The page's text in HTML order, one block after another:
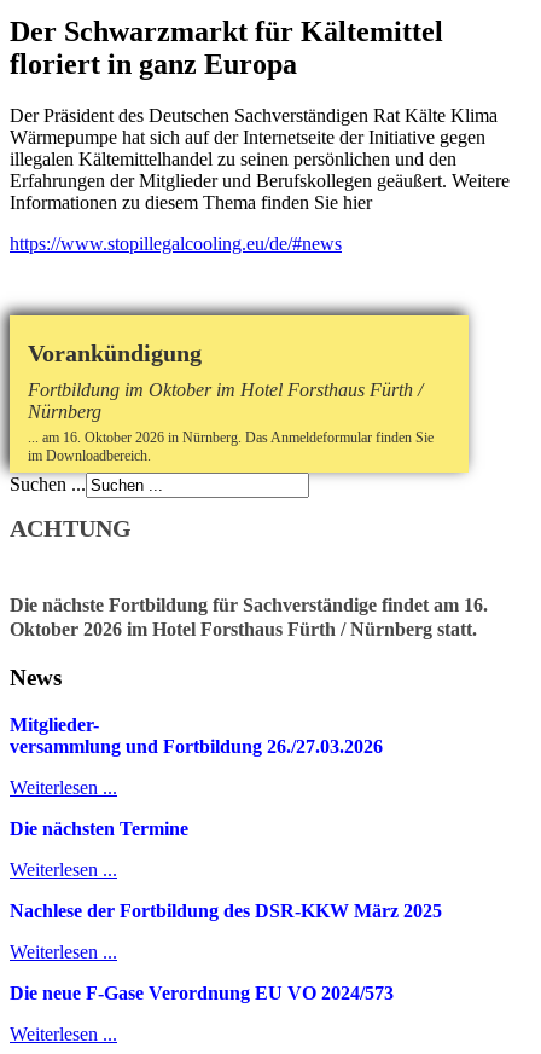
Der Schwarzmarkt für Kältemittel
floriert in ganz Europa
Der Präsident des Deutschen Sachverständigen Rat Kälte Klima
Wärmepumpe hat sich auf der Internetseite der Initiative gegen
illegalen Kältemittelhandel zu seinen persönlichen und den
Erfahrungen der Mitglieder und Berufskollegen geäußert. Weitere
Informationen zu diesem Thema finden Sie hier
https://www.stopillegalcooling.eu/de/#news
Vorankündigung
Fortbildung im Oktober im Hotel Forsthaus Fürth /
Nürnberg
... am 16. Oktober 2026 in Nürnberg. Das Anmeldeformular finden Sie
im Downloadbereich.
Suchen ...
ACHTUNG
Die nächste Fortbildung für Sachverständige findet am 16.
Oktober 2026 im Hotel Forsthaus Fürth / Nürnberg statt.
News
Mitglieder-
versammlung und Fortbildung 26./27.03.2026
Weiterlesen ...
Die nächsten Termine
Weiterlesen ...
Nachlese der Fortbildung des DSR-KKW März 2025
Weiterlesen ...
Die neue F-Gase Verordnung EU VO 2024/573
Weiterlesen ...